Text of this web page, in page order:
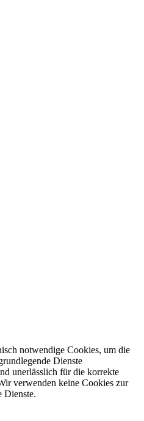
notwendige Cookies, um die
Dienste
unerlässlich für die korrekte
verwenden keine Cookies zur
Dienste.